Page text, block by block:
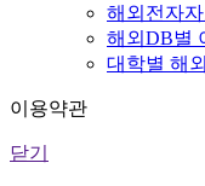
해외전자
해외DB별
대학별 해
이용약관
닫기